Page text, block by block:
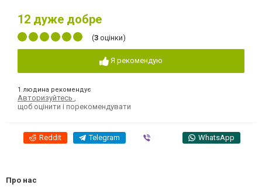
12 дуже добре
(3 оцінки)
Я рекомендую
1 людина рекомендує
Авторизуйтесь
щоб оцінити і порекомендувати
Reddit Telegram WhatsApp
Про нас